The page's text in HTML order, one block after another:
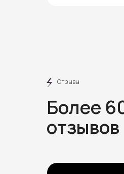
Отзывы
Более
отзывов